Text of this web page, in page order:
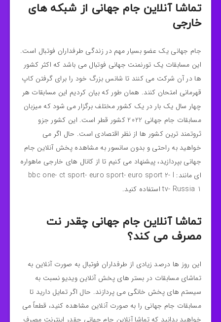
تماشا آنلاین جام جهانی از شبکه های
خارجی
جام جهانی یک عضو بسیار مهم در زندگی طرفداران فوتبال است.
این مسابقات یک تورنمنت جهانی فوتبال می باشد که اکثر کشور
ها در آن شرکت می‌ کنند تا شانس بزرگ خود را برای گرفتن کاپ
قهرمانی امتحان کنند. همان طور که بیان کردیم این مسابقات هر
چهار سال یک‌ بار در یک کشور مختلف برگزار می‌ شود که میزبان
مسابقات جام جهانی 2022 کشور قطر است. این کشور جزو
ثروتمند ترین کشور ها از نظر اقتصادی است. حال اگر می
خواهید به راحتی و بدون سانسور به مشاهده پخش آنلاین جام
جهانی بپردازید، پیشنهاد می‌ کنیم تا از کانال های خارجی ماهواره
ای مانند: bbc one- ct sport- euro sport- euro sport 2- I
tv- Russia 1 استفاده کنید.
تماشا آنلاین جام جهانی چقدر نت
مصرف می کند؟
این روز ها درصد زیادی از طرفداران فوتبال به صورت آنلاین به
تماشای مسابقات در بستر های پخش آنلاین ویدیو نسبت به
سیستم های پخش خانگی می پردازند. حال اگر تمایل دارید تا
مسابقات جام جهانی را به صورت آنلاین مشاهده کنید، قطعاً می
خواهید بدانید که تماشا آنلاین جام جهانی چقدر اینترنت مصرف